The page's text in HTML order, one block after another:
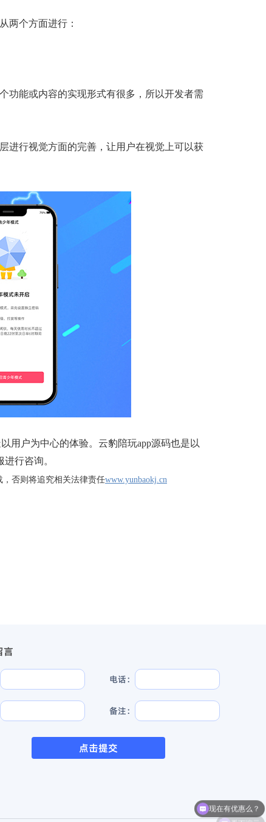
两个方面进行：
功能或内容的实现形式有很多，所以开发者需
进行视觉方面的完善，让用户在视觉上可以获
用户为中心的体验。云豹陪玩app源码也是以
行咨询。
否则将追究相关法律责任www.yunbaokj.cn
言
电话：
备注：
点击提交
看下演示